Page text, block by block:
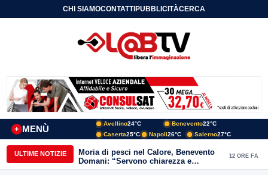
CHI SIAMOCONTATTIPUBBLICITÀCERCA
MENÙ
+
Avellino24°C Benevento22°C
Caserta25°C Napoli26°C Salerno27°C
ULTIME NOTIZIE
Moria di pesci nel Calore, Benevento
Domani: “Servono chiarezza e
approfondimenti sulla gestione
12 ORE FA